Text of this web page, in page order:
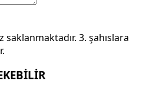
3. şahıslara